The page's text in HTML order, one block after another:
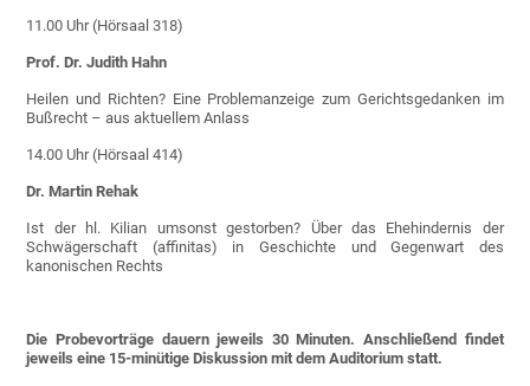
11.00 Uhr (Hörsaal 318)
Prof. Dr. Judith Hahn
Heilen und Richten? Eine Problemanzeige zum Gerichtsgedanken im
Bußrecht – aus aktuellem Anlass
14.00 Uhr (Hörsaal 414)
Dr. Martin Rehak
Ist der hl. Kilian umsonst gestorben? Über das Ehehindernis der
Schwägerschaft (affinitas) in Geschichte und Gegenwart des
kanonischen Rechts
Die Probevorträge dauern jeweils 30 Minuten. Anschließend findet
jeweils eine 15-minütige Diskussion mit dem Auditorium statt.